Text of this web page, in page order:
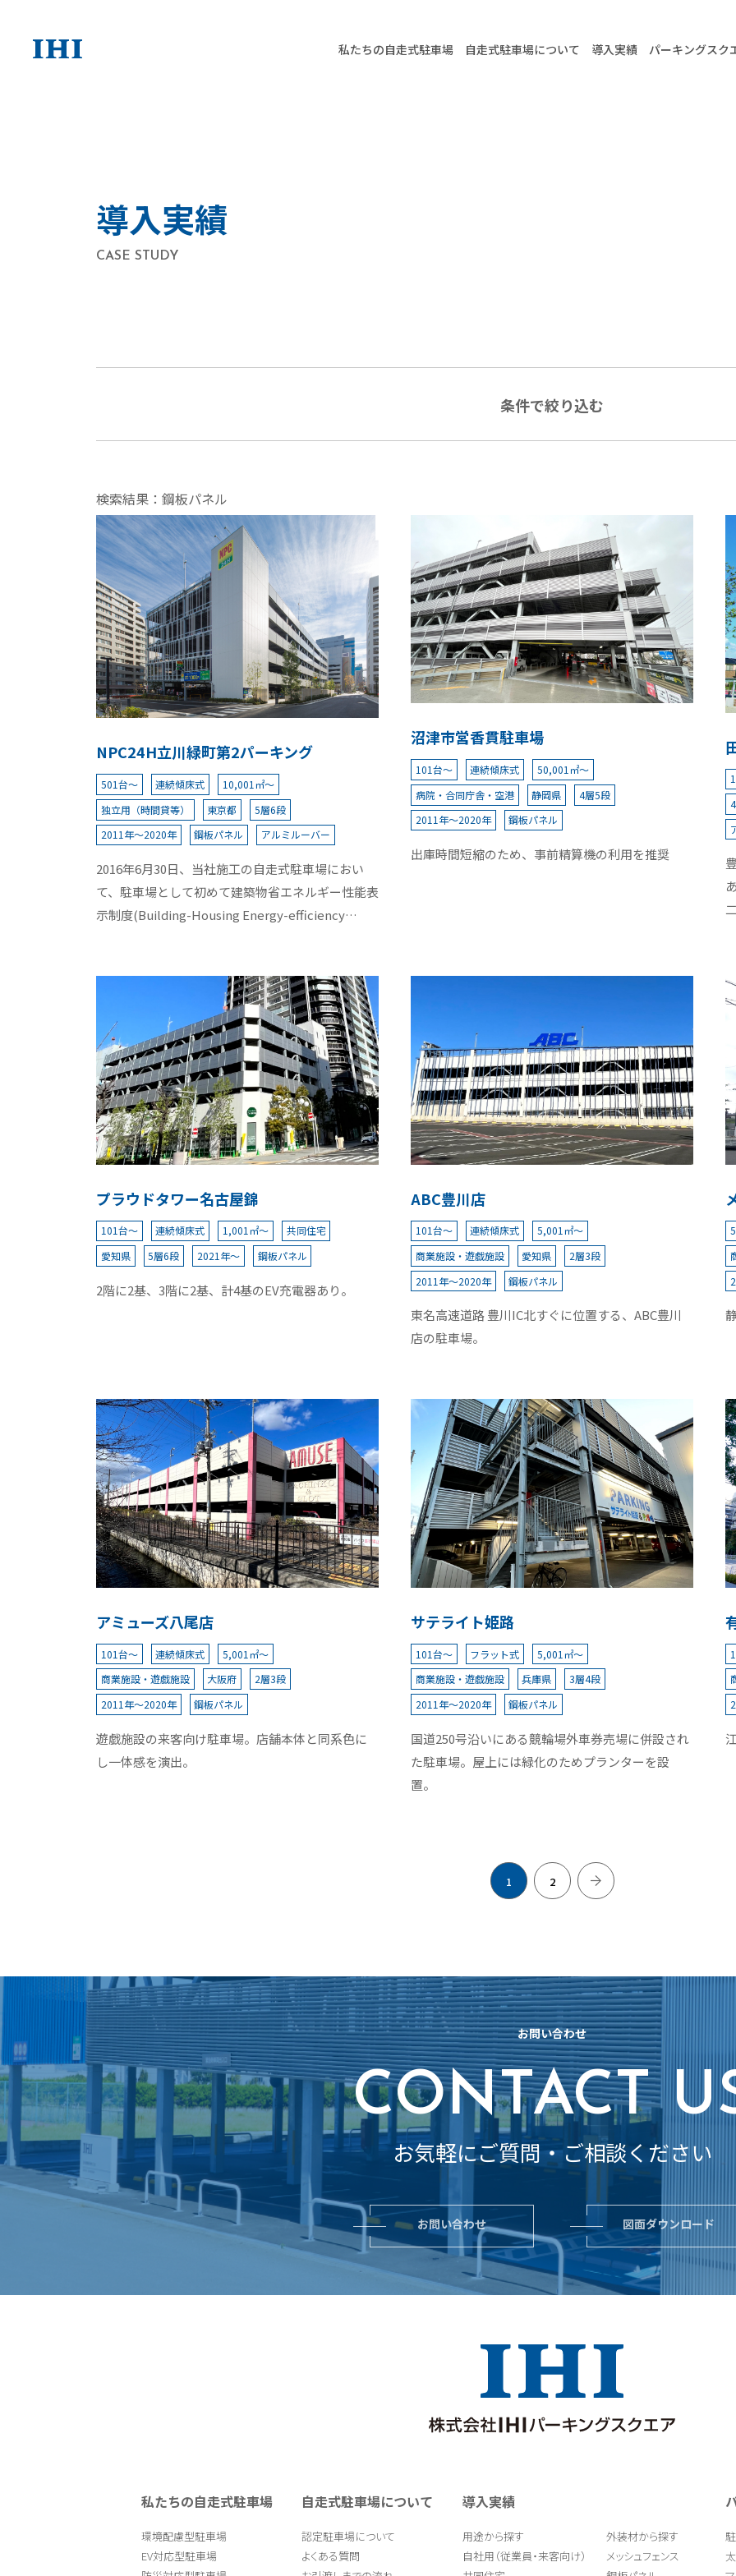
私たちの自走式駐車場 自走式駐車場について 導入実績 パーキングスク
導入実績
CASE STUDY
条件で絞り込む
検索結果：鋼板パネル
NPC24H立川緑町第2パーキング
501台～ 連続傾床式
10,001㎡～
独立用（時間貸等）
東京都
5層6段
2011年～2020年
鋼板パネル アルミルーバー
2016年6月30日、当社施工の自走式駐車場におい
て、駐車場として初めて建築物省エネルギー性能表
示制度(Building-Housing Energy-efficiency
※BELSは、国土交通省から示された「非住宅建築
物に係る省エネルギー性能の表示のための評価ガ
イドライン」に基づき、 第三者機関が非住宅建築
物を対象とした省エネルギー性能等に関する評
価・表示を行なう、2014 年 4月に創設された 5 段
階のラベリング制度です。
沼津市営香貫駐車場
101台～ 連続傾床式
50,001㎡～
病院・合同庁舎・空港
静岡県
4層5段
2011年～2020年
鋼板パネル
出庫時間短縮のため、事前精算機の利用を推奨
プラウドタワー名古屋錦
101台～ 連続傾床式 1,001㎡～
共同住宅
愛知県
5層6段 2021年～ 鋼板パネル
2階に2基、3階に2基、計4基のEV充電器あり。
ABC豊川店
101台～ 連続傾床式
5,001㎡～
商業施設・遊戯施設
愛知県
2層3段
2011年～2020年
鋼板パネル
東名高速道路 豊川IC北すぐに位置する、ABC豊川
店の駐車場。
アミューズ八尾店
101台～ 連続傾床式
5,001㎡～
商業施設・遊戯施設
大阪府
2層3段
2011年～2020年
鋼板パネル
遊戯施設の来客向け駐車場。店舗本体と同系色に
し一体感を演出。
サテライト姫路
101台～ フラット式
5,001㎡～
商業施設・遊戯施設
兵庫県
3層4段
2011年～2020年
鋼板パネル
国道250号沿いにある競輪場外車券売場に併設され
た駐車場。屋上には緑化のためプランターを設
置。
1 2
お問い合わせ
CONTACT
お気軽にご質問・ご相談ください
お問い合わせ 図面ダウンロード
私たちの自走式駐車場
環境配慮型駐車場
EV対応型駐車場
自走式駐車場について
認定駐車場について
よくある質問
導入実績
用途から探す
自社用（従業員・来客向け）
外装材から探す
メッシュフェンス